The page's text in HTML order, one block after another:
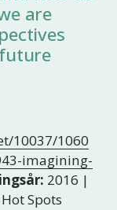
are
10037/1060
imagining-
2016 |
Spots